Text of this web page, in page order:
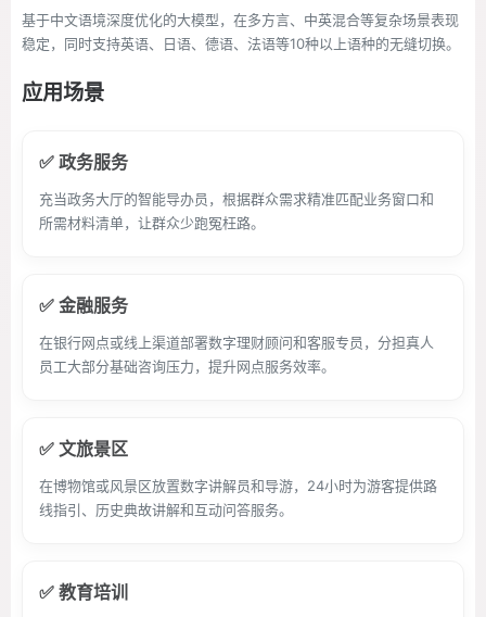
基于中文语境深度优化的大模型，在多方言、中英混合等复杂场景表现
稳定，同时支持英语、日语、德语、法语等10种以上语种的无缝切换。
应用场景
✅ 政务服务
充当政务大厅的智能导办员，根据群众需求精准匹配业务窗口和
所需材料清单，让群众少跑冤枉路。
✅ 金融服务
在银行网点或线上渠道部署数字理财顾问和客服专员，分担真人
员工大部分基础咨询压力，提升网点服务效率。
✅ 文旅景区
在博物馆或风景区放置数字讲解员和导游，24小时为游客提供路
线指引、历史典故讲解和互动问答服务。
✅ 教育培训